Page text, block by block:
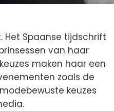
Het Spaanse tijdschrift
van haar
maken haar een
zoals de
keuzes